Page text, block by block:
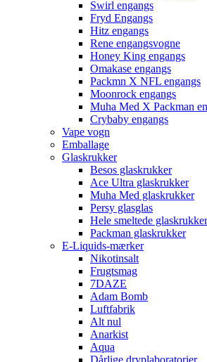
Swirl engangs
Fryd Engangs
Hitz engangs
Rene engangsvogne
Honey King engangs
Omakase engangs
Packmn X NFL engangs
Moonrock engangs
Muha Med X Packman
Crybaby engangs
Vape vogn
Emballage
Glaskrukker
Besos glaskrukker
Ace Ultra glaskrukker
Muha Med glaskrukker
Persy glasglas
Hele smeltede glaskrukker
Packman glaskrukker
E-Liquids-mærker
Nikotinsalt
Frugtsmag
7DAZE
Adam Bomb
Luftfabrik
Alt nul
Anarkist
Aqua
Dårlige dryplaboratorier